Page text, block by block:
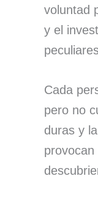
voluntad
y el
Cada
pero no
duras y